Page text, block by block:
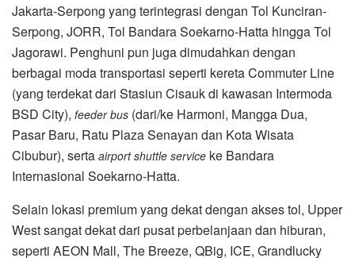
Jakarta-Serpong yang terintegrasi dengan Tol Kunciran-
Serpong, JORR, Tol Bandara Soekarno-Hatta hingga Tol
Jagorawi. Penghuni pun juga dimudahkan dengan
berbagai moda transportasi seperti kereta Commuter Line
(yang terdekat dari Stasiun Cisauk di kawasan Intermoda
BSD City), feeder bus (dari/ke Harmoni, Mangga Dua,
Pasar Baru, Ratu Plaza Senayan dan Kota Wisata
Cibubur), serta airport shuttle service ke Bandara
Internasional Soekarno-Hatta.
Selain lokasi premium yang dekat dengan akses tol, Upper
West sangat dekat dari pusat perbelanjaan dan hiburan,
seperti AEON Mall, The Breeze, QBig, ICE, Grandlucky